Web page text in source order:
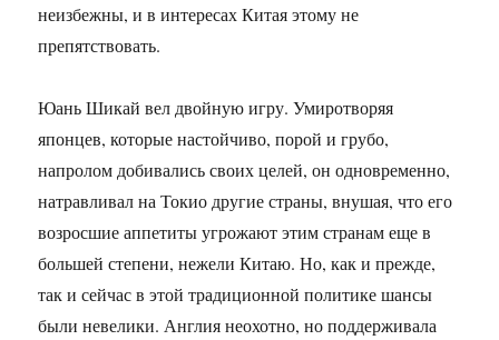
неизбежны, и в интересах Китая этому не
препятствовать.
Юань Шикай вел двойную игру. Умиротворяя
японцев, которые настойчиво, порой и грубо,
напролом добивались своих целей, он одновременно,
натравливал на Токио другие страны, внушая, что его
возросшие аппетиты угрожают этим странам еще в
большей степени, нежели Китаю. Но, как и прежде,
так и сейчас в этой традиционной политике шансы
были невелики. Англия неохотно, но поддерживала